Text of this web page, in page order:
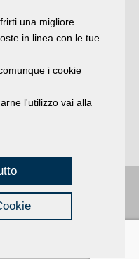
gli albergatori
e quindi
che creano
900 milioni di
territorio”,
per il
economica
presso il Tribunale di Rimini
buongiornoRimini
una migliore
in linea con le tue
i cookie
l'utilizzo vai alla